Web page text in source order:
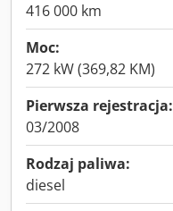
416 000 km
Moc:
272 kW (369,82 KM)
Pierwsza rejestracja:
03/2008
Rodzaj paliwa:
diesel